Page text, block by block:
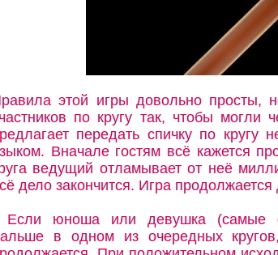
этой игры довольно просты,
по кругу так, чтобы могли
передать спичку по
Вначале гостям всё кажется
ведущий отламывает от неё
дело закончится. Игра
Если юноша или девушка (самые
в одном из очередных